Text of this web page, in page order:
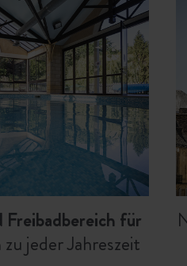
Freibadbereich für
zu jeder Jahreszeit